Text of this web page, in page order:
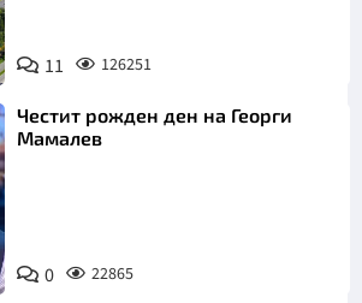
11 126251
Честит рожден ден на Георги
Мамалев
0 22865